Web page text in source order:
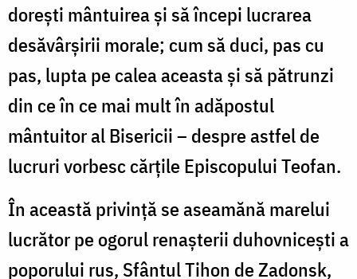
doreşti mântuirea şi să începi lucrarea
desăvârşi­rii morale; cum să duci, pas cu
pas, lupta pe ca­lea aceasta şi să pătrunzi
din ce în ce mai mult în adăpostul
mântuitor al Bisericii – despre astfel de
lucruri vorbesc cărţile Episcopului Teofan.
În această privinţă se aseamănă marelui
lucră­tor pe ogorul renaşterii duhovniceşti a
poporului rus, Sfântul Tihon de Zadonsk,